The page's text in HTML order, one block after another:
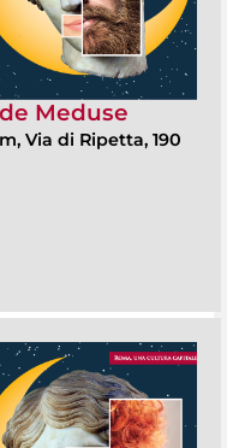
Meduse
Via di Ripetta, 190